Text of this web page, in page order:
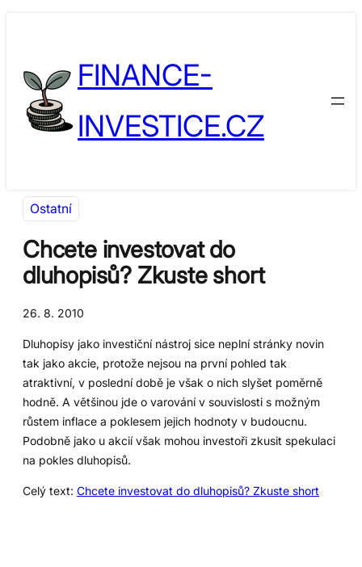
FINANCE-
INVESTICE.CZ
Ostatní
Chcete investovat do
dluhopisů? Zkuste short
26. 8. 2010
Dluhopisy jako investiční nástroj sice neplní stránky novin
tak jako akcie, protože nejsou na první pohled tak
atraktivní, v poslední době je však o nich slyšet poměrně
hodně. A většinou jde o varování v souvislosti s možným
růstem inflace a poklesem jejich hodnoty v budoucnu.
Podobně jako u akcií však mohou investoři zkusit spekulaci
na pokles dluhopisů.
Celý text: Chcete investovat do dluhopisů? Zkuste short